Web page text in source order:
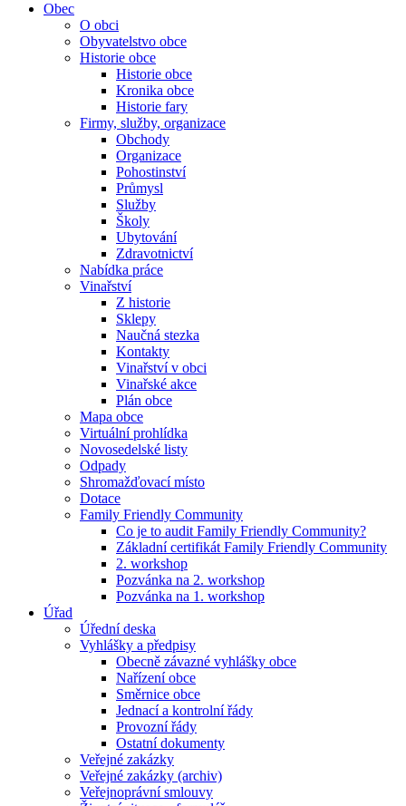
Obec
O obci
Obyvatelstvo obce
Historie obce
Historie obce
Kronika obce
Historie fary
Firmy, služby, organizace
Obchody
Organizace
Pohostinství
Průmysl
Služby
Školy
Ubytování
Zdravotnictví
Nabídka práce
Vinařství
Z historie
Sklepy
Naučná stezka
Kontakty
Vinařství v obci
Vinařské akce
Plán obce
Mapa obce
Virtuální prohlídka
Novosedelské listy
Odpady
Shromažďovací místo
Dotace
Family Friendly Community
Co je to audit Family Friendly Community?
Základní certifikát Family Friendly Community
2. workshop
Pozvánka na 2. workshop
Pozvánka na 1. workshop
Úřad
Úřední deska
Vyhlášky a předpisy
Obecně závazné vyhlášky obce
Nařízení obce
Směrnice obce
Jednací a kontrolní řády
Provozní řády
Ostatní dokumenty
Veřejné zakázky
Veřejné zakázky (archiv)
Veřejnoprávní smlouvy